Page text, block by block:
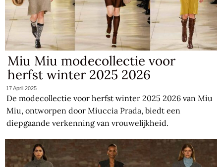
Miu Miu modecollectie voor
herfst winter 2025 2026
17 April 2025
De modecollectie voor herfst winter 2025 2026 van Miu
Miu, ontworpen door Miuccia Prada, biedt een
diepgaande verkenning van vrouwelijkheid.